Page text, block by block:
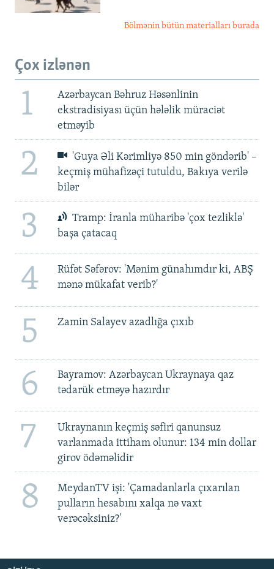
Bölmənin bütün materialları burada
Çox izlənən
1
Azərbaycan Bəhruz Həsənlinin
ekstradisiyası üçün hələlik müraciət
etməyib
2
'Guya Əli Kərimliyə 850 min göndərib' –
keçmiş mühafizəçi tutuldu, Bakıya verilə
bilər
3
Tramp: İranla müharibə 'çox tezliklə'
başa çatacaq
4
Rüfət Səfərov: 'Mənim günahımdır ki, ABŞ
mənə mükafat verib?'
5 Zamin Salayev azadlığa çıxıb
6
Bayramov: Azərbaycan Ukraynaya qaz
tədarük etməyə hazırdır
7
Ukraynanın keçmiş səfiri qanunsuz
varlanmada ittiham olunur: 134 min dollar
girov ödəməlidir
8
MeydanTV işi: 'Çamadanlarla çıxarılan
pulların hesabını xalqa nə vaxt
verəcəksiniz?'